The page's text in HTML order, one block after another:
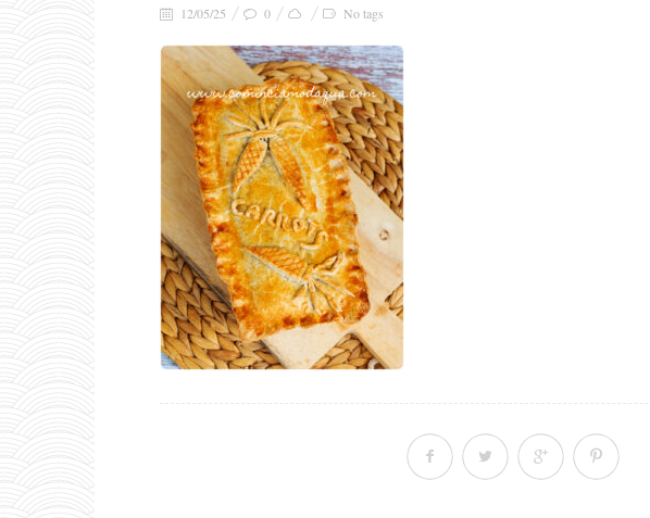
12/05/25 0 No tags